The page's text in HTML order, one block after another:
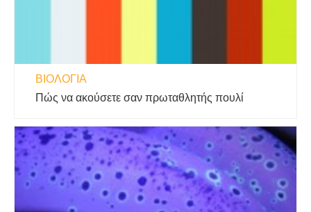
ΒΙΟΛΟΓΊΑ
Πώς να ακούσετε σαν πρωταθλητής πουλί